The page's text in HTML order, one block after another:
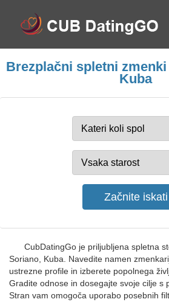
Brezplačni spletni
Kuba
CubDatingGo je priljubljena spletna
Soriano, Kuba. Navedite namen
ustrezne profile in izberete popolnega
Gradite odnose in dosegajte svoje cilje s
Stran vam omogoča uporabo posebnih